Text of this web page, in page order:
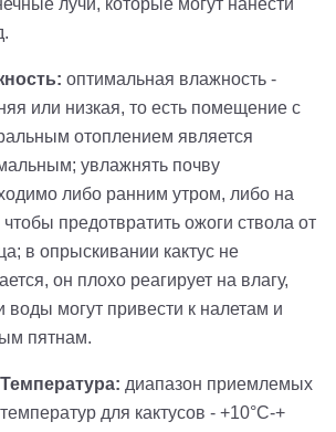
оптимальная влажность -
или низкая, то есть помещение с
отоплением является
увлажнять почву
либо ранним утром, либо на
чтобы предотвратить ожоги ствола от
в опрыскивании кактус не
он плохо реагирует на влагу,
воды могут привести к налетам и
пятнам.
Температура: диапазон приемлемых
температур для кактусов - +10°C-+